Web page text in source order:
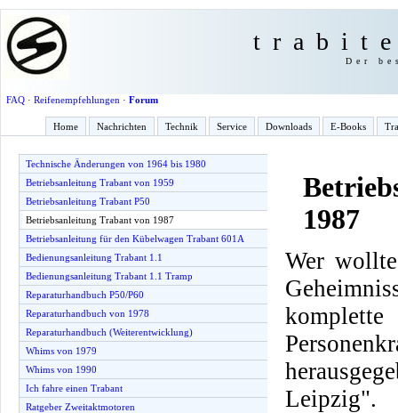
Der
FAQ· Reifenempfehlungen · Forum
Home Nachrichten Technik Service Downloads E-Books
Technische Änderungen von 1964 bis 1980
Betriebsanleitung Trabant von 1959
Betriebsanleitung Trabant P50
Betriebsanleitung Trabant von 1987
Betriebsanleitung für den Kübelwagen Trabant 601A
Bedienungsanleitung Trabant 1.1
Bedienungsanleitung Trabant 1.1 Tramp
Reparaturhandbuch P50/P60
Reparaturhandbuch von 1978
Reparaturhandbuch (Weiterentwicklung)
Whims von 1979
Whims von 1990
Ich fahre einen Trabant
Ratgeber Zweitaktmotoren
1987
Wer
Leipzig".